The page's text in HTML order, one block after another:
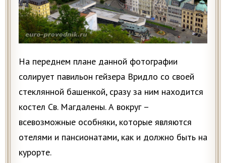
На переднем плане данной фотографии
солирует павильон гейзера Вридло со своей
стеклянной башенкой, сразу за ним находится
костел Св. Магдалены. А вокруг –
всевозможные особняки, которые являются
отелями и пансионатами, как и должно быть на
курорте.